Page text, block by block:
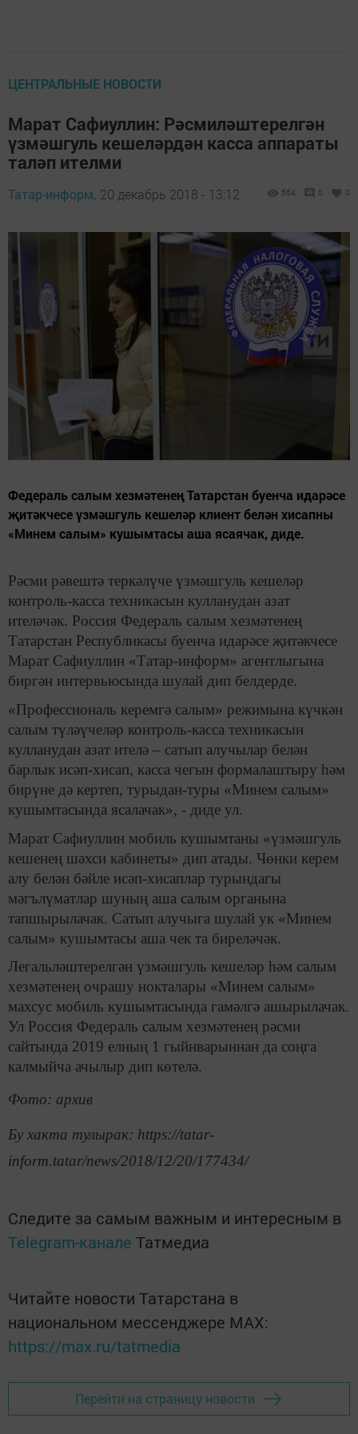
ЦЕНТРАЛЬНЫЕ НОВОСТИ
Марат Сафиуллин: Рәсмиләштерелгән
үзмәшгуль кешеләрдән касса аппараты
таләп ителми
Татар-информ, 20 декабрь 2018 - 13:12 564 0 0
Федераль салым хезмәтенең Татарстан буенча идарәсе
җитәкчесе үзмәшгуль кешеләр клиент белән хисапны
«Минем салым» кушымтасы аша ясаячак, диде.
Рәсми рәвештә теркәлүче үзмәшгуль кешеләр
контроль-касса техникасын кулланудан азат
ителәчәк. Россия Федераль салым хезмәтенең
Татарстан Республикасы буенча идарәсе җитәкчесе
Марат Сафиуллин «Татар-информ» агентлыгына
биргән интервьюсында шулай дип белдерде.
«Профессиональ керемгә салым» режимына күчкән
салым түләүчеләр контроль-касса техникасын
кулланудан азат ителә – сатып алучылар белән
барлык исәп-хисап, касса чегын формалаштыру һәм
бирүне дә кертеп, турыдан-туры «Минем салым»
кушымтасында ясалачак», - диде ул.
Марат Сафиуллин мобиль кушымтаны «үзмәшгуль
кешенең шәхси кабинеты» дип атады. Чөнки керем
алу белән бәйле исәп-хисаплар турындагы
мәгълүматлар шуның аша салым органына
тапшырылачак. Сатып алучыга шулай ук «Минем
салым» кушымтасы аша чек та биреләчәк.
Легальләштерелгән үзмәшгуль кешеләр һәм салым
хезмәтенең очрашу нокталары «Минем салым»
махсус мобиль кушымтасында гамәлгә ашырылачак.
Ул Россия Федераль салым хезмәтенең рәсми
сайтында 2019 елның 1 гыйнварыннан да соңга
калмыйча ачылыр дип көтелә.
Фото: архив
Бу хакта тулырак: https://tatar-
inform.tatar/news/2018/12/20/177434/
Следите за самым важным и интересным в
Telegram-канале Татмедиа
Читайте новости Татарстана в
национальном мессенджере MАХ:
https://max.ru/tatmedia
Перейти на страницу новости